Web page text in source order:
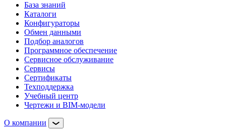
База знаний
Каталоги
Конфигураторы
Обмен данными
Подбор аналогов
Программное обеспечение
Сервисное обслуживание
Сервисы
Сертификаты
Техподдержка
Учебный центр
Чертежи и BIM-модели
О компании